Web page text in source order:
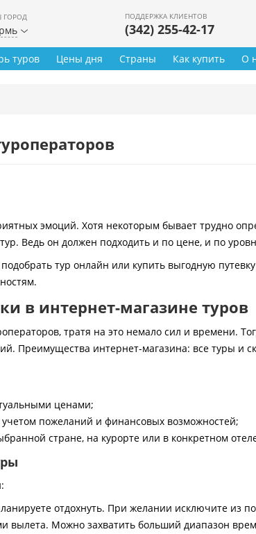
ГОРОД ПОДДЕРЖКА КЛИЕНТОВ
(342) 255-42-17
туров Цены дня Страны Как купить О
эмоций. Хотя некоторым бывает трудно
Ведь он должен подходить и по цене, и по
тур онлайн или купить выгодную
в интернет-магазине туров
тратя на это немало сил и времени.
Преимущества интернет-магазина: все туры и
ценами;
пожеланий и финансовых возможностей;
стране, на курорте или в конкретном
отдохнуть. При желании исключите из
вылета. Можно захватить больший диапазон